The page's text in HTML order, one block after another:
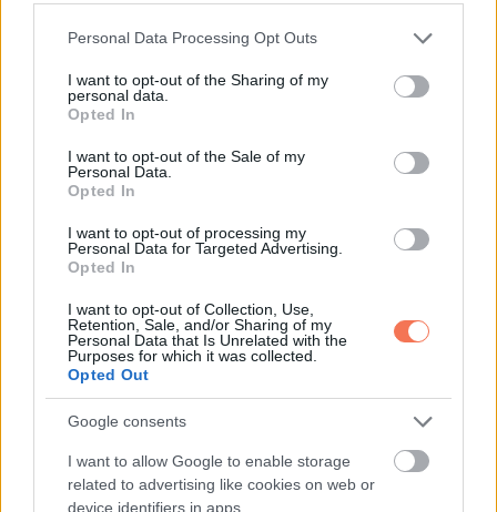
Please note that this website/app uses one or more Google
not limited to your visit or usage behaviour. You may click to
grant or deny consent to Google and its third-party tags to
use your data for below specified purposes in below Google
consent section.
Personal Data Processing Opt Outs
I want to opt-out of the Sharing of my
personal data.
Opted In
I want to opt-out of the Sale of my
Personal Data.
Opted In
I want to opt-out of processing my
Personal Data for Targeted Advertising.
Opted In
I want to opt-out of Collection, Use,
Retention, Sale, and/or Sharing of my
Personal Data that Is Unrelated with the
Purposes for which it was collected.
Opted Out
Google consents
I want to allow Google to enable storage
related to advertising like cookies on web or
device identifiers in apps.
12. 13 hónapos vagy 30 éves?